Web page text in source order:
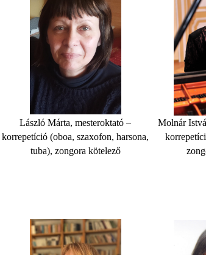
László Márta, mesteroktató –
korrepetíció (oboa, szaxofon, harsona,
tuba), zongora kötelező
Molnár